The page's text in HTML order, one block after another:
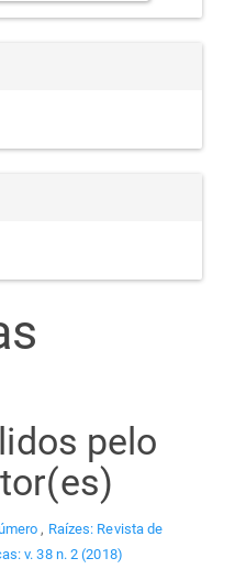
pelo
, Raízes: Revista de
v. 38 n. 2 (2018)